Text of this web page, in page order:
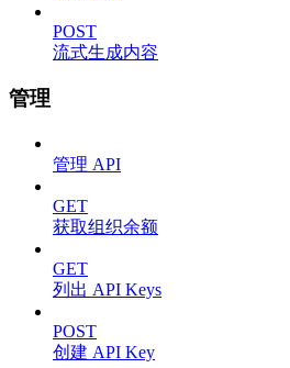
POST
流式生成内容
管理
管理 API
GET
获取组织余额
GET
列出 API Keys
POST
创建 API Key